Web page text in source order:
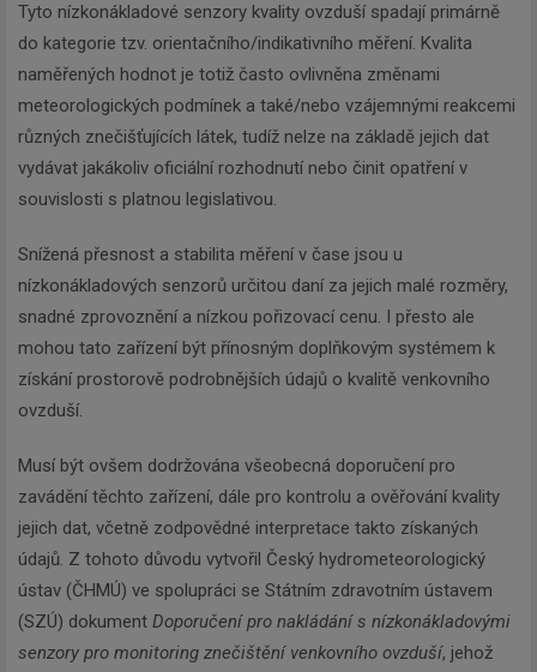
Tyto nízkonákladové senzory kvality ovzduší spadají primárně
do kategorie tzv. orientačního/indikativního měření. Kvalita
naměřených hodnot je totiž často ovlivněna změnami
meteorologických podmínek a také/nebo vzájemnými reakcemi
různých znečišťujících látek, tudíž nelze na základě jejich dat
vydávat jakákoliv oficiální rozhodnutí nebo činit opatření v
souvislosti s platnou legislativou.
Snížená přesnost a stabilita měření v čase jsou u
nízkonákladových senzorů určitou daní za jejich malé rozměry,
snadné zprovoznění a nízkou pořizovací cenu. I přesto ale
mohou tato zařízení být přínosným doplňkovým systémem k
získání prostorově podrobnějších údajů o kvalitě venkovního
ovzduší.
Musí být ovšem dodržována všeobecná doporučení pro
zavádění těchto zařízení, dále pro kontrolu a ověřování kvality
jejich dat, včetně zodpovědné interpretace takto získaných
údajů. Z tohoto důvodu vytvořil Český hydrometeorologický
ústav (ČHMÚ) ve spolupráci se Státním zdravotním ústavem
(SZÚ) dokument Doporučení pro nakládání s nízkonákladovými
senzory pro monitoring znečištění venkovního ovzduší, jehož